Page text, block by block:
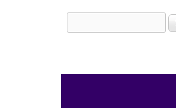
Search form